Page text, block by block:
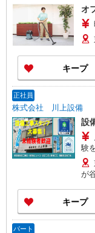
オ
キープ
正社員
株式会社 川上設備
設
験
手
が
キープ
パート